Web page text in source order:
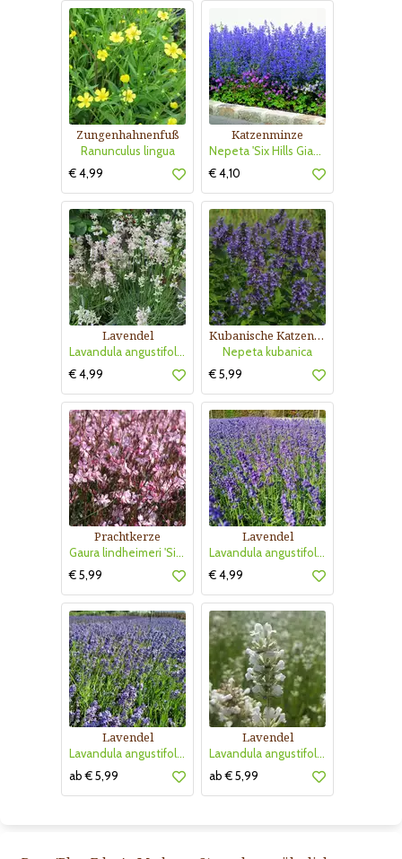
Zungenhahnenfuß
Ranunculus lingua
€ 4,99
Katzenminze
Nepeta 'Six Hills Giant'
€ 4,10
Lavendel
Lavandula angustifolia 'Rosea'
€ 4,99
Kubanische Katzenminze
Nepeta kubanica
€ 5,99
Prachtkerze
Gaura lindheimeri 'Siskiyou Pink'
€ 5,99
Lavendel
Lavandula angustifolia 'Hidcote'
€ 4,99
Lavendel
Lavandula angustifolia 'Thumbelina Leigh'
ab € 5,99
Lavendel
Lavandula angustifolia 'Arctic Snow'
ab € 5,99